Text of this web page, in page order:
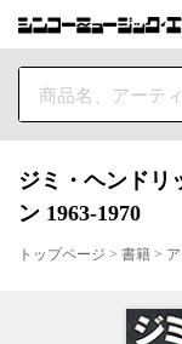
ジミ・ヘンドリ
ン 1963-1970
トップページ > 書籍 >